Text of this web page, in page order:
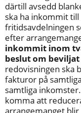
därtill avsedd
ska ha inkommit
fritidsavdelningen
efter
inkommit inom
beslut om
redovisningen ska
fakturor på
samtliga
komma att
arrangemanget blir